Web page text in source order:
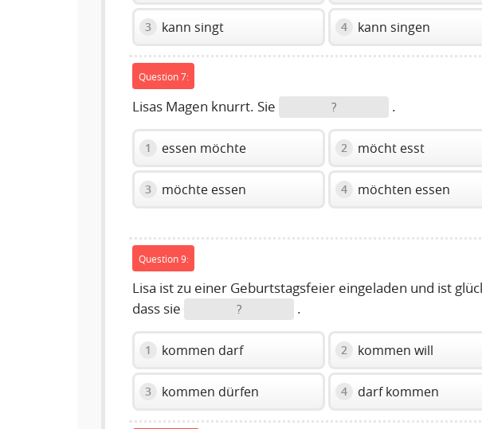
3 kann singt 4 kann singen
Question 7:
Lisas Magen knurrt. Sie ? .
1 essen möchte 2 möcht esst
3 möchte essen 4 möchten essen
Question 9:
Lisa ist zu einer Geburtstagsfeier eingeladen und ist
dass sie
? .
1 kommen darf 2 kommen will
3 kommen dürfen 4 darf kommen